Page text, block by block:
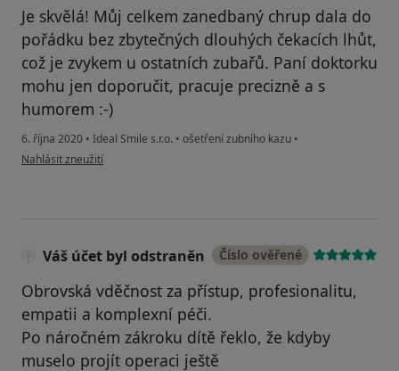
Je skvělá! Můj celkem zanedbaný chrup dala do
pořádku bez zbytečných dlouhých čekacích lhůt,
což je zvykem u ostatních zubařů. Paní doktorku
mohu jen doporučit, pracuje precizně a s
humorem :-)
6. října 2020 • Ideal Smile s.r.o. • ošetření zubního kazu •
podle názoru uživatele Maria Kraychova
Nahlásit zneužití
Váš účet byl odstraněn Číslo ověřené
Obrovská vděčnost za přístup, profesionalitu,
empatii a komplexní péči.
Po náročném zákroku dítě řeklo, že kdyby
muselo projít operaci ještě